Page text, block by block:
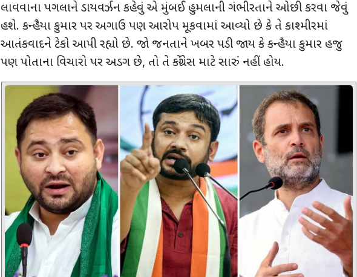
લાવવાના પગલાને ડાયવર્ઝન કહેવું એ મુંબઈ હુમલાની ગંભીરતાને ઓછી કરવા જેવું
હશે. કન્હૈયા કુમાર પર અગાઉ પણ આરોપ મૂકવામાં આવ્યો છે કે તે કાશ્મીરમાં
આતંકવાદને ટેકો આપી રહ્યો છે. જો જનતાને ખબર પડી જાય કે કન્હૈયા કુમાર હજુ
પણ પોતાના વિચારો પર અડગ છે, તો તે કોંગ્રેસ માટે સારું નહીં હોય.